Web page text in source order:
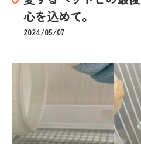
心を込めて。
2024/05/07